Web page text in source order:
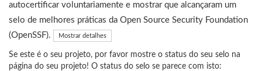
autocertificar voluntariamente e mostrar que alcançaram um
selo de melhores práticas da Open Source Security Foundation
(OpenSSF).
Mostrar detalhes
Se este é o seu projeto, por favor mostre o status do seu selo na
página do seu projeto! O status do selo se parece com isto: